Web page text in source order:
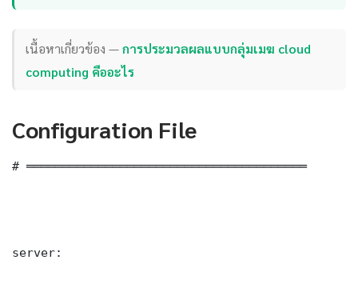
เนื้อหาเกี่ยวข้อง —การประมวลผลแบบกลุ่มเมฆ cloud
computing คืออะไร
Configuration File
# ═══════════════════════════════════════
server: